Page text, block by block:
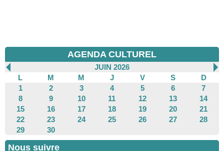
AGENDA CULTUREL
JUIN 2026
L
M M J V S
D
1
2 3 4 5 6
7
8
9 10 11 12 13
14
15
16 17 18 19 20
21
22
23 24 25 26 27
28
29
30
Nous suivre